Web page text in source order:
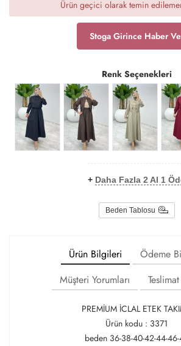
Ürün geçici olarak temin
Stoga Girince Haber
Renk Seçenekleri
+ Daha Fazla 2 Al 1
Beden Tablosu
Ürün Bilgileri
Ödeme
Müşteri Yorumları
PREMİUM İCLAL ETEK
Ürün kodu : 3371
beden 36-38-40-42-44-